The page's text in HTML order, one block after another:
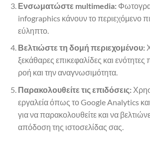
Ενσωματώστε multimedia:
infographics κάνουν το περιεχόμενο
εύληπτο.
Βελτιώστε τη δομή περιεχομένου:
ξεκάθαρες επικεφαλίδες και
ροή και την αναγνωσιμότητα.
Παρακολουθείτε τις επιδόσεις:
εργαλεία όπως το Google Analytics
για να παρακολουθείτε και να
απόδοση της ιστοσελίδας σας.